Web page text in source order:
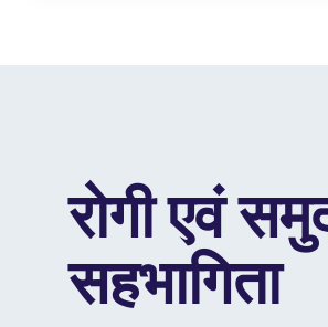
रोगी एवं
सहभागिता